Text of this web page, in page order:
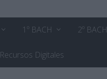
1º BACH 2º BACH
Recursos Digitales